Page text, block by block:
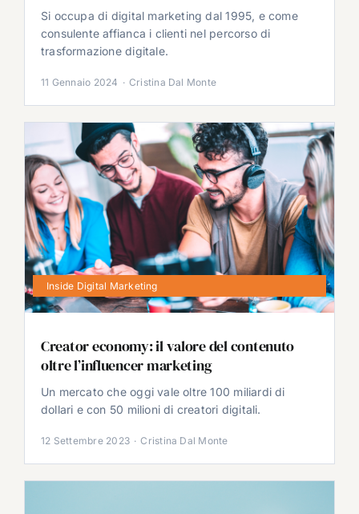
Si occupa di digital marketing dal 1995, e come
consulente affianca i clienti nel percorso di
trasformazione digitale.
11 Gennaio 2024 · Cristina Dal Monte
Inside Digital Marketing
Creator economy: il valore del contenuto
oltre l’influencer marketing
Un mercato che oggi vale oltre 100 miliardi di
dollari e con 50 milioni di creatori digitali.
12 Settembre 2023 · Cristina Dal Monte